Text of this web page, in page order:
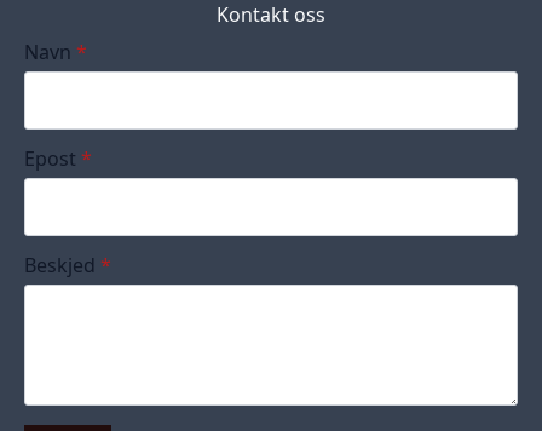
Kontakt oss
Navn *
Epost *
Beskjed *